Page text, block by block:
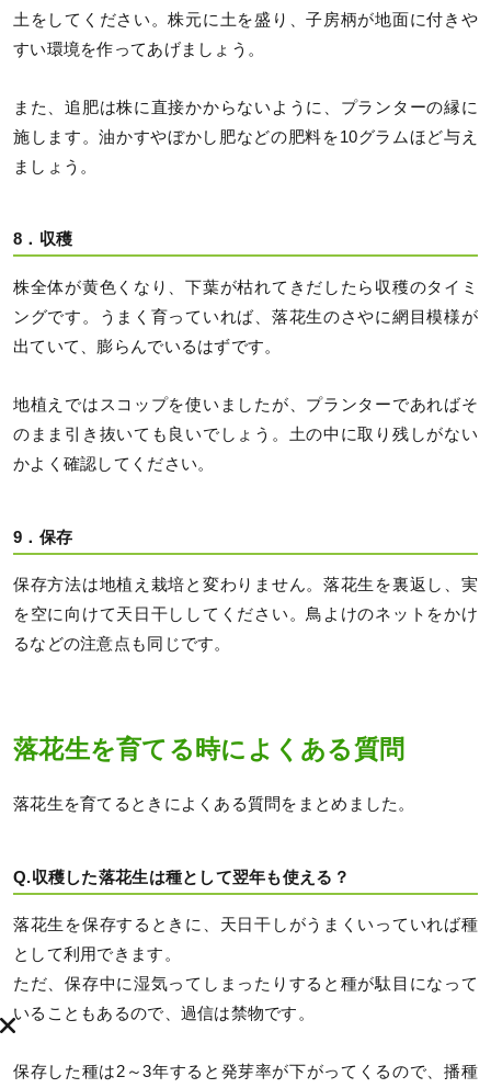
土をしてください。株元に土を盛り、子房柄が地面に付きや
すい環境を作ってあげましょう。
また、追肥は株に直接かからないように、プランターの縁に
施します。油かすやぼかし肥などの肥料を10グラムほど与え
ましょう。
8．収穫
株全体が黄色くなり、下葉が枯れてきだしたら収穫のタイミ
ングです。うまく育っていれば、落花生のさやに網目模様が
出ていて、膨らんでいるはずです。
地植えではスコップを使いましたが、プランターであればそ
のまま引き抜いても良いでしょう。土の中に取り残しがない
かよく確認してください。
9．保存
保存方法は地植え栽培と変わりません。落花生を裏返し、実
を空に向けて天日干ししてください。鳥よけのネットをかけ
るなどの注意点も同じです。
落花生を育てる時によくある質問
落花生を育てるときによくある質問をまとめました。
Q.収穫した落花生は種として翌年も使える？
落花生を保存するときに、天日干しがうまくいっていれば種
として利用できます。
ただ、保存中に湿気ってしまったりすると種が駄目になって
いることもあるので、過信は禁物です。
保存した種は2～3年すると発芽率が下がってくるので、播種